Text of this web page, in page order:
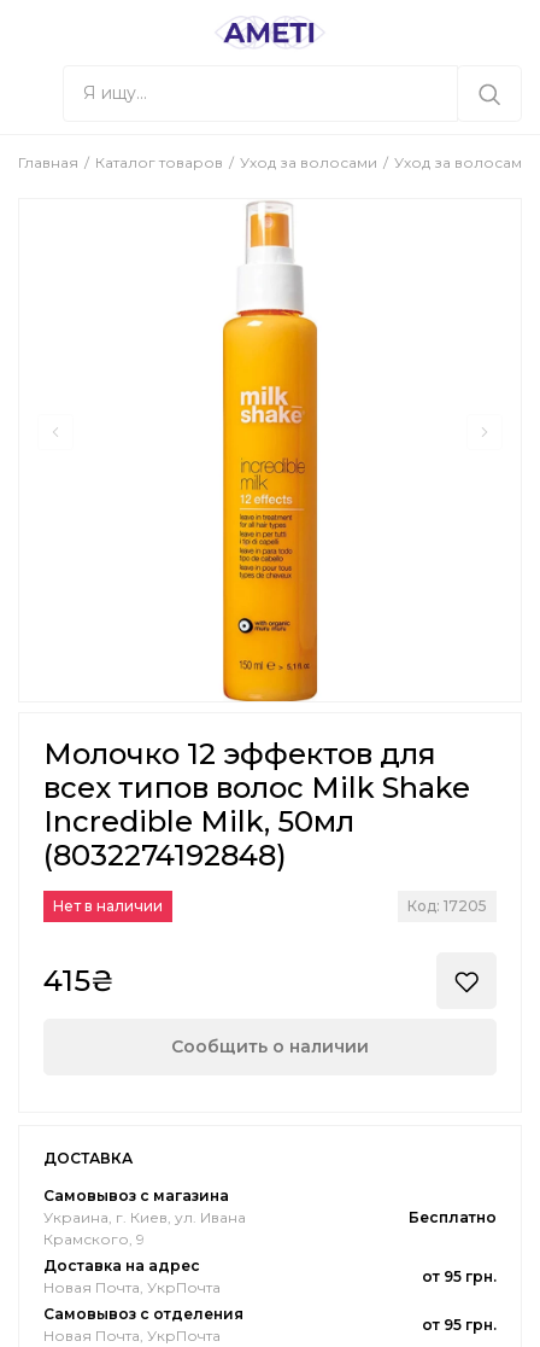
Главная Каталог товаров Уход за волосами Уход за волосами
Молочко 12 эффектов для
всех типов волос Milk Shake
Incredible Milk, 50мл
(8032274192848)
Нет в наличии Код: 17205
415₴
Сообщить о наличии
ДОСТАВКА
Самовывоз с магазина
Украина, г. Киев, ул. Ивана
Крамского, 9
Бесплатно
Доставка на адрес
Новая Почта, УкрПочта
от 95 грн.
Самовывоз с отделения
Новая Почта, УкрПочта
от 95 грн.